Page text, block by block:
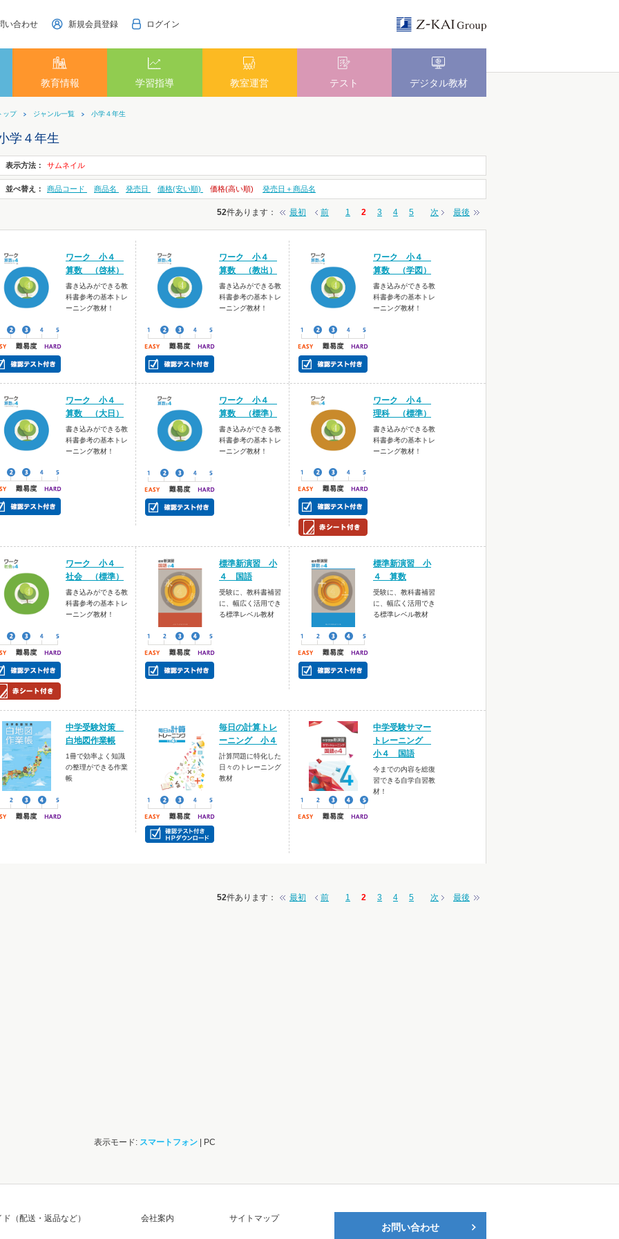
い合わせ 新規会員登録 ログイン
教育情報 学習指導 教室運営 テスト デジタル教材
ップ ジャンル一覧 小学４年生
学４年生
表示方法： サムネイル
並べ替え： 商品コード 商品名 発売日 価格(安い順) 価格(高い順) 発売日＋商品名
52件あります ： 最初 前 1 2 3 4 5 次 最後
ワーク 小４
算数 （啓林）
書き込みができる教
科書参考の基本トレ
ーニング教材！
ワーク 小４
算数 （教出）
書き込みができる教
科書参考の基本トレ
ーニング教材！
ワーク 小４
算数 （学図）
書き込みができる教
科書参考の基本トレ
ーニング教材！
ワーク 小４
算数 （大日）
書き込みができる教
科書参考の基本トレ
ーニング教材！
ワーク 小４
算数 （標準）
書き込みができる教
科書参考の基本トレ
ーニング教材！
ワーク 小４
理科 （標準）
書き込みができる教
科書参考の基本トレ
ーニング教材！
ワーク 小４
社会 （標準）
書き込みができる教
科書参考の基本トレ
ーニング教材！
標準新演習 小
４ 国語
受験に、教科書補習
に、幅広く活用でき
る標準レベル教材
標準新演習 小
４ 算数
受験に、教科書補習
に、幅広く活用でき
る標準レベル教材
中学受験対策
白地図作業帳
1冊で効率よく知識
の整理ができる作業
帳
毎日の計算トレ
ーニング 小４
計算問題に特化した
日々のトレーニング
教材
中学受験サマー
トレーニング
小４ 国語
今までの内容を総復
習できる自学自習教
材！
52件あります ： 最初 前 1 2 3 4 5 次 最後
表示モード: スマートフォン | PC
（配送・返品など） 会社案内 サイトマップ
お問い合わせ